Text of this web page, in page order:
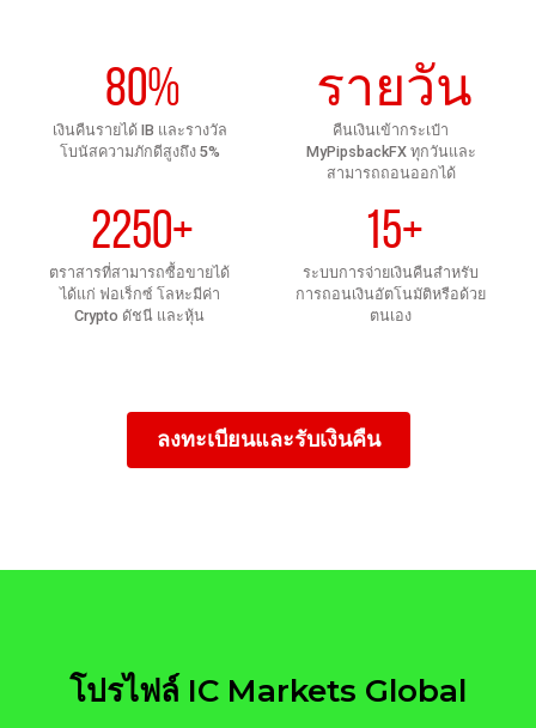
80%
เงินคืนรายได้ IB และรางวัล
โบนัสความภักดีสูงถึง 5%
รายวัน
คืนเงินเข้ากระเป๋า
MyPipsbackFX ทุกวันและ
สามารถถอนออกได้
2250+
ตราสารที่สามารถซื้อขายได้
ได้แก่ ฟอเร็กซ์ โลหะมีค่า
Crypto ดัชนี และหุ้น
15+
ระบบการจ่ายเงินคืนสำหรับ
การถอนเงินอัตโนมัติหรือด้วย
ตนเอง
ลงทะเบียนและรับเงินคืน
โปรไฟล์ IC Markets Global